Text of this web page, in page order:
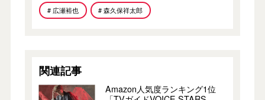
# 広瀬裕也 # 森久保祥太郎
関連記事
Amazon人気度ランキング1位